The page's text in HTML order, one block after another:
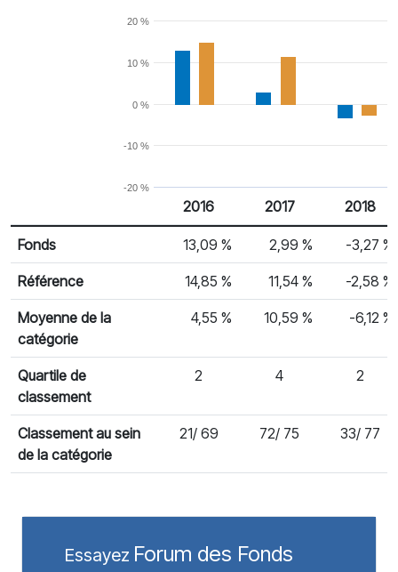
-20 %
-10 %
0 %
10 %
20 %
Rendement par année civile
% Rendement
2016 2017 2018
Fonds 13,09 % 2,99 % -3,27 %
Référence 14,85 % 11,54 % -2,58 %
Moyenne de la
catégorie
4,55 % 10,59 % -6,12 %
Quartile de
classement
2 4 2
Classement au sein
de la catégorie
21/ 69 72/ 75 33/ 77
Essayez Forum des Fonds